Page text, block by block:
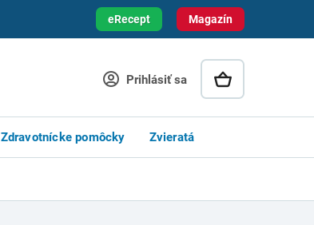
Magazín
eRecept
Prihlásiť sa
Zdravotnícke pomôcky Zvieratá